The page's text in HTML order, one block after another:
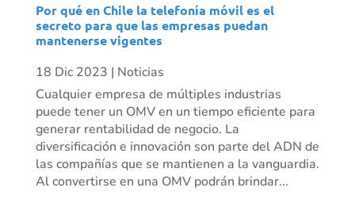
Por qué en Chile la telefonía móvil es el
secreto para que las empresas puedan
mantenerse vigentes
18 Dic 2023 | Noticias
Cualquier empresa de múltiples industrias
puede tener un OMV en un tiempo eficiente para
generar rentabilidad de negocio. La
diversificación e innovación son parte del ADN de
las compañías que se mantienen a la vanguardia.
Al convertirse en una OMV podrán brindar...